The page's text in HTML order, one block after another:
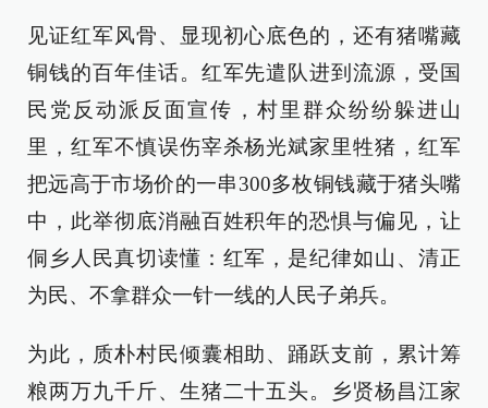
见证红军风骨、显现初心底色的，还有猪嘴藏
铜钱的百年佳话。红军先遣队进到流源，受国
民党反动派反面宣传，村里群众纷纷躲进山
里，红军不慎误伤宰杀杨光斌家里牲猪，红军
把远高于市场价的一串300多枚铜钱藏于猪头嘴
中，此举彻底消融百姓积年的恐惧与偏见，让
侗乡人民真切读懂：红军，是纪律如山、清正
为民、不拿群众一针一线的人民子弟兵。
为此，质朴村民倾囊相助、踊跃支前，累计筹
粮两万九千斤、生猪二十五头。乡贤杨昌江家